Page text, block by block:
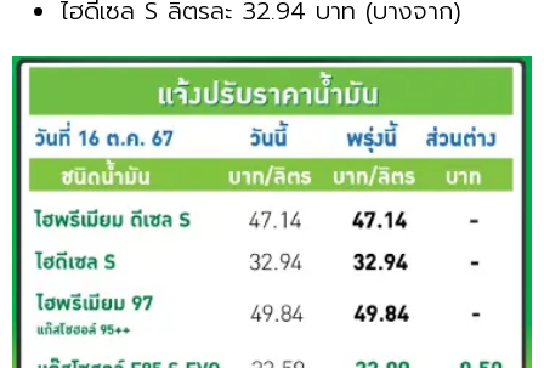
ไฮดีเซล S ลิตรละ 32.94 บาท (บางจาก)